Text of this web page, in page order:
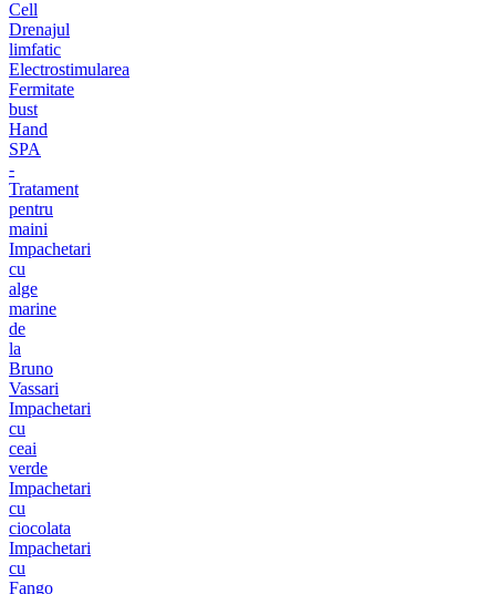
Cell
Drenajul
limfatic
Electrostimularea
Fermitate
bust
Hand
SPA
-
Tratament
pentru
maini
Impachetari
cu
alge
marine
de
la
Bruno
Vassari
Impachetari
cu
ceai
verde
Impachetari
cu
ciocolata
Impachetari
cu
Fango